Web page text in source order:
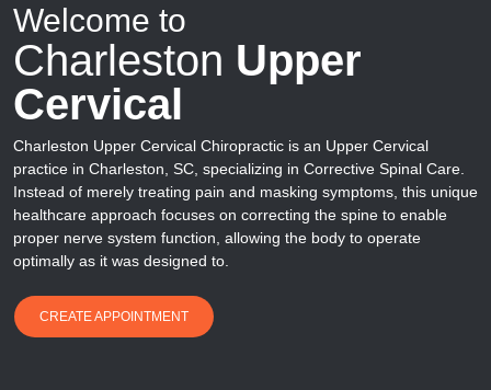
Welcome to
Charleston Upper
Cervical
Charleston Upper Cervical Chiropractic is an Upper Cervical
practice in Charleston, SC, specializing in Corrective Spinal Care.
Instead of merely treating pain and masking symptoms, this unique
healthcare approach focuses on correcting the spine to enable
proper nerve system function, allowing the body to operate
optimally as it was designed to.
CREATE APPOINTMENT